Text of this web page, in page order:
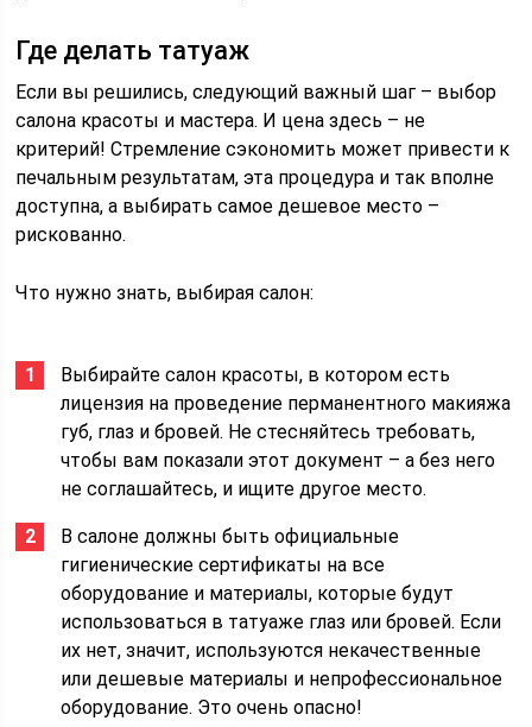
Где делать татуаж
Если вы решились, следующий важный шаг – выбор
салона красоты и мастера. И цена здесь – не
критерий! Стремление сэкономить может привести к
печальным результатам, эта процедура и так вполне
доступна, а выбирать самое дешевое место –
рискованно.
Что нужно знать, выбирая салон:
Выбирайте салон красоты, в котором есть
лицензия на проведение перманентного макияжа
губ, глаз и бровей. Не стесняйтесь требовать,
чтобы вам показали этот документ – а без него
не соглашайтесь, и ищите другое место.
В салоне должны быть официальные
гигиенические сертификаты на все
оборудование и материалы, которые будут
использоваться в татуаже глаз или бровей. Если
их нет, значит, используются некачественные
или дешевые материалы и непрофессиональное
оборудование. Это очень опасно!